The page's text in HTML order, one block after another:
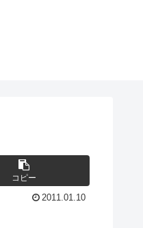
コピー
2011.01.10